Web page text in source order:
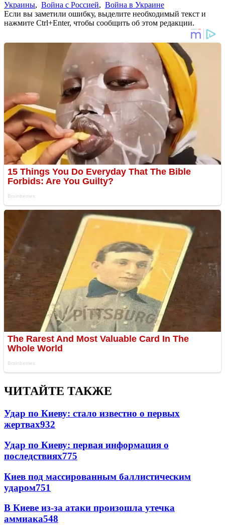
Украины, Война с Россией, Война в Украине
Если вы заметили ошибку, выделите необходимый текст и
нажмите Ctrl+Enter, чтобы сообщить об этом редакции.
ЧИТАЙТЕ ТАКЖЕ
Удар по Киеву: стало известно о первых
жертвах932
Удар по Киеву: первая информация о
последствиях775
Киев под массированным баллистическим
ударом751
В Киеве из-за атаки произошла утечка
аммиака548